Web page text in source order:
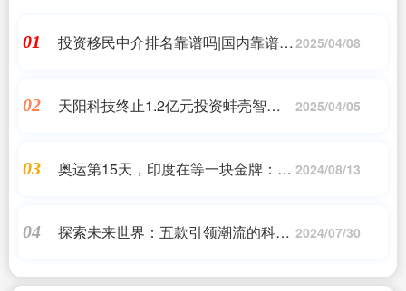
01
投资移民中介排名靠谱吗|国内靠谱的 2025/04/08
02
天阳科技终止1.2亿元投资蚌壳智能事
2025/04/05
03
奥运第15天，印度在等一块金牌：它 2024/08/13
04
探索未来世界：五款引领潮流的科幻 2024/07/30